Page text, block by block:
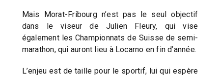
Mais Morat-Fribourg n’est pas le seul objectif
dans le viseur de Julien Fleury, qui vise
également les Championnats de Suisse de semi-
marathon, qui auront lieu à Locarno en fin d’année.
L’enjeu est de taille pour le sportif, lui qui espère